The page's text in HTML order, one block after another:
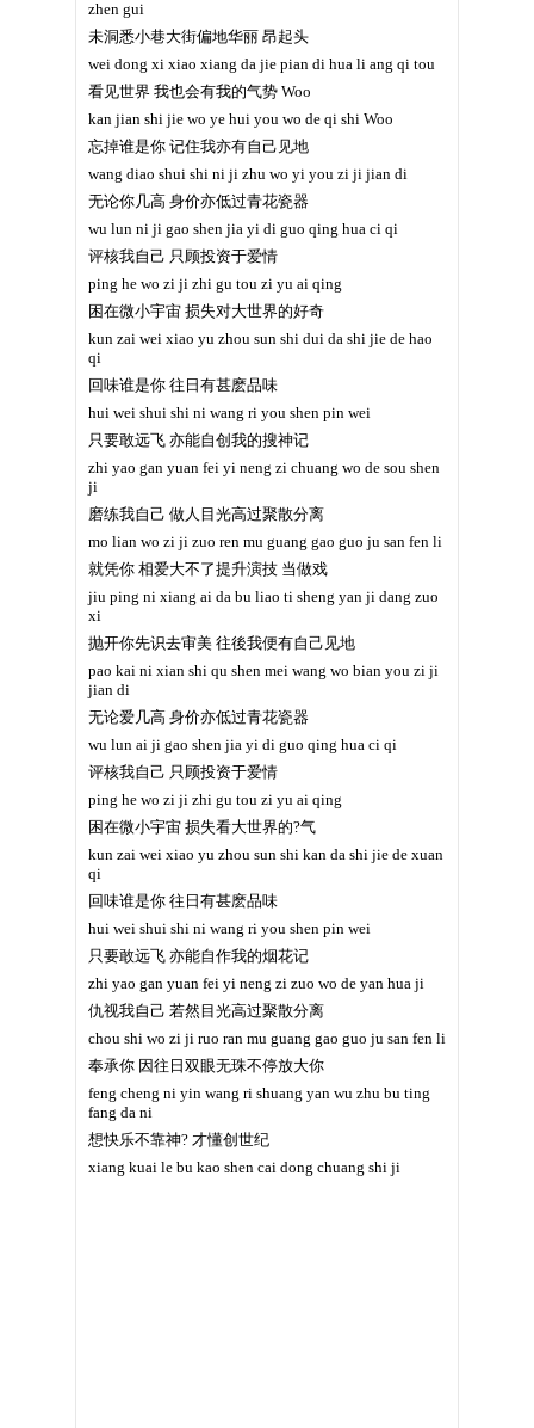
zhen gui
未洞悉小巷大街偏地华丽 昂起头
wei dong xi xiao xiang da jie pian di hua li ang qi tou
看见世界 我也会有我的气势 Woo
kan jian shi jie wo ye hui you wo de qi shi Woo
忘掉谁是你 记住我亦有自己见地
wang diao shui shi ni ji zhu wo yi you zi ji jian di
无论你几高 身价亦低过青花瓷器
wu lun ni ji gao shen jia yi di guo qing hua ci qi
评核我自己 只顾投资于爱情
ping he wo zi ji zhi gu tou zi yu ai qing
困在微小宇宙 损失对大世界的好奇
kun zai wei xiao yu zhou sun shi dui da shi jie de hao
qi
回味谁是你 往日有甚麽品味
hui wei shui shi ni wang ri you shen pin wei
只要敢远飞 亦能自创我的搜神记
zhi yao gan yuan fei yi neng zi chuang wo de sou shen
ji
磨练我自己 做人目光高过聚散分离
mo lian wo zi ji zuo ren mu guang gao guo ju san fen li
就凭你 相爱大不了提升演技 当做戏
jiu ping ni xiang ai da bu liao ti sheng yan ji dang zuo
xi
抛开你先识去审美 往後我便有自己见地
pao kai ni xian shi qu shen mei wang wo bian you zi ji
jian di
无论爱几高 身价亦低过青花瓷器
wu lun ai ji gao shen jia yi di guo qing hua ci qi
评核我自己 只顾投资于爱情
ping he wo zi ji zhi gu tou zi yu ai qing
困在微小宇宙 损失看大世界的?气
kun zai wei xiao yu zhou sun shi kan da shi jie de xuan
qi
回味谁是你 往日有甚麽品味
hui wei shui shi ni wang ri you shen pin wei
只要敢远飞 亦能自作我的烟花记
zhi yao gan yuan fei yi neng zi zuo wo de yan hua ji
仇视我自己 若然目光高过聚散分离
chou shi wo zi ji ruo ran mu guang gao guo ju san fen li
奉承你 因往日双眼无珠不停放大你
feng cheng ni yin wang ri shuang yan wu zhu bu ting
fang da ni
想快乐不靠神? 才懂创世纪
xiang kuai le bu kao shen cai dong chuang shi ji